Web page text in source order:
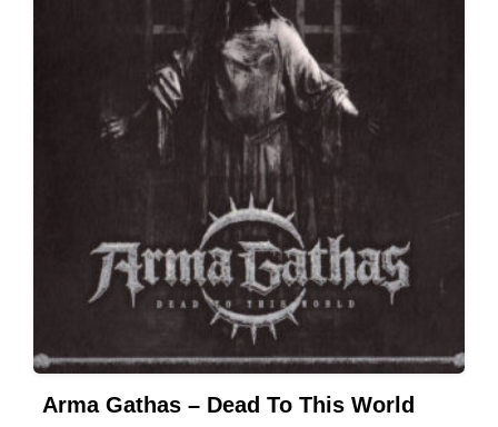
Arma Gathas – Dead To This World